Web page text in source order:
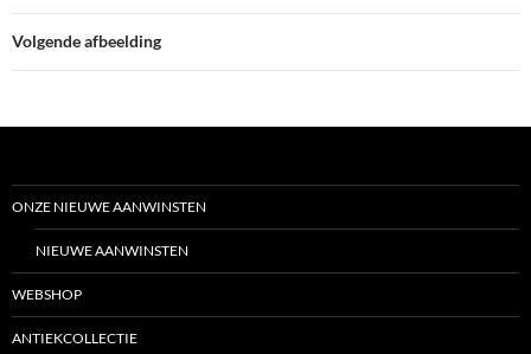
Volgende afbeelding
ONZE NIEUWE AANWINSTEN
NIEUWE AANWINSTEN
WEBSHOP
ANTIEKCOLLECTIE